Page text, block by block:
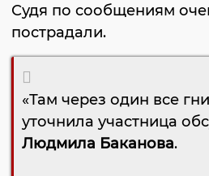
Судя по сообщениям
пострадали.
«Там через один все
уточнила участница
Людмила Баканова.